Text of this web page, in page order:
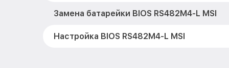
Замена батарейки BIOS RS482M4-L MSI
Настройка BIOS RS482M4-L MSI